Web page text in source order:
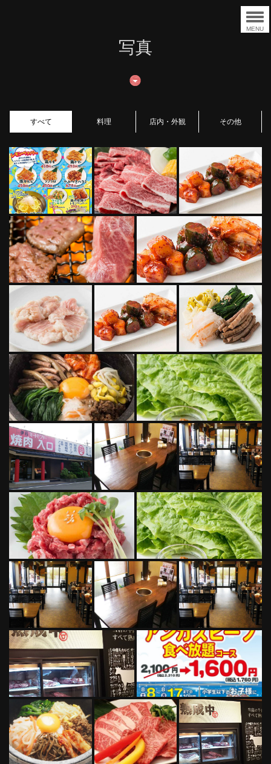
MENU
写真
すべて 料理 店内・外観 その他
この店舗情報をシェアする
写真 | 伊丹ミートセンター
兵庫県伊丹市瑞穂町１－４０
https://meet-itami.owst.jp/gallery
お店情報をコピー